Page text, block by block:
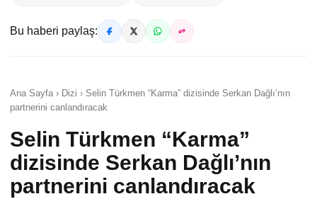
Bu haberi paylaş:
Ana Sayfa › Dizi › Selin Türkmen “Karma” dizisinde Serkan Dağlı’nın
partnerini canlandıracak
Selin Türkmen “Karma”
dizisinde Serkan Dağlı’nın
partnerini canlandıracak